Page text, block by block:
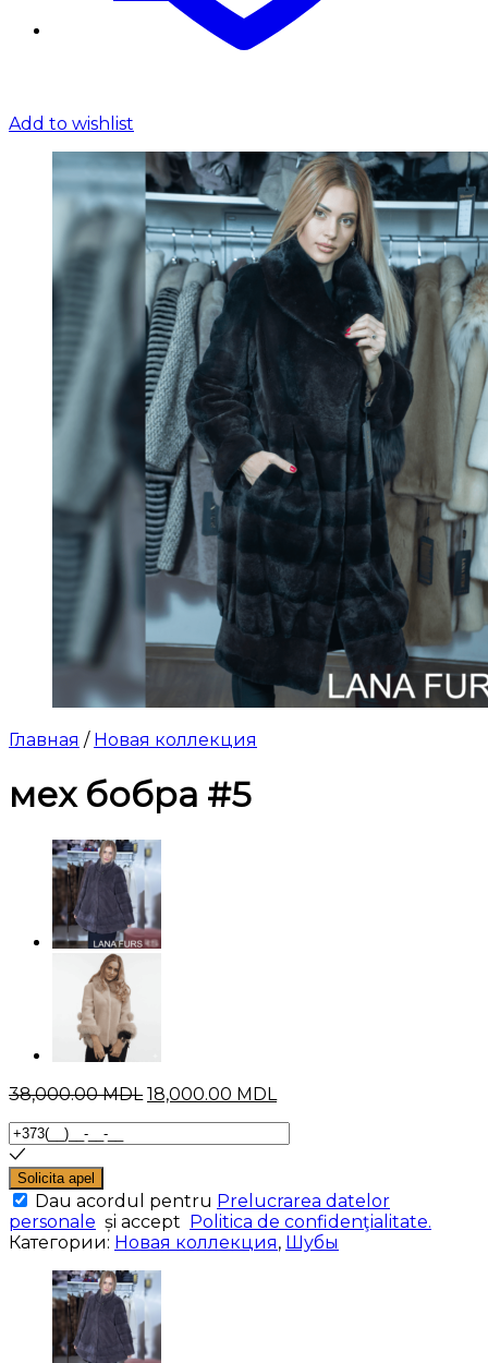
Add to wishlist
Главная / Новая коллекция
мех бобра #5
38,000.00MDL Первоначальная
18,000.00 MDL
Solicita apel
Dau acordul pentru Prelucrarea datelor
personale și accept Politica de confidenţialitate.
Категории: Новая коллекция, Шубы